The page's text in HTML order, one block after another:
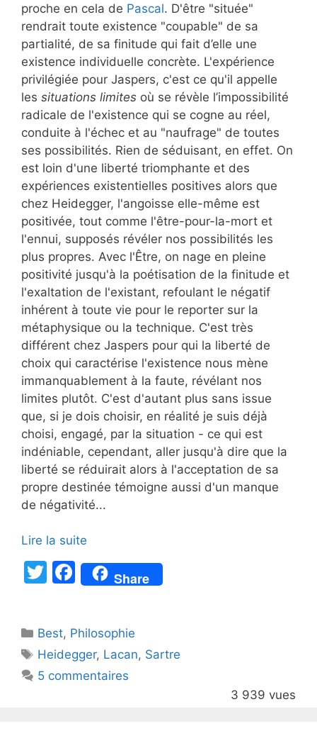
proche en cela de Pascal. D'être "située"
rendrait toute existence "coupable" de sa
partialité, de sa finitude qui fait d’elle une
existence individuelle concrète. L'expérience
privilégiée pour Jaspers, c'est ce qu'il appelle
les situations limites où se révèle l’impossibilité
radicale de l'existence qui se cogne au réel,
conduite à l'échec et au "naufrage" de toutes
ses possibilités. Rien de séduisant, en effet. On
est loin d'une liberté triomphante et des
expériences existentielles positives alors que
chez Heidegger, l'angoisse elle-même est
positivée, tout comme l'être-pour-la-mort et
l'ennui, supposés révéler nos possibilités les
plus propres. Avec l'Être, on nage en pleine
positivité jusqu'à la poétisation de la finitude et
l'exaltation de l'existant, refoulant le négatif
inhérent à toute vie pour le reporter sur la
métaphysique ou la technique. C'est très
différent chez Jaspers pour qui la liberté de
choix qui caractérise l'existence nous mène
immanquablement à la faute, révélant nos
limites plutôt. C'est d'autant plus sans issue
que, si je dois choisir, en réalité je suis déjà
choisi, engagé, par la situation - ce qui est
indéniable, cependant, aller jusqu'à dire que la
liberté se réduirait alors à l'acceptation de sa
propre destinée témoigne aussi d'un manque
de négativité...
Lire la suite
T
er
F
a
e
b
o
Share
Catégories
Best, Philosophie
Étiquettes
Heidegger, Lacan, Sartre
5 commentaires
3 939 vues